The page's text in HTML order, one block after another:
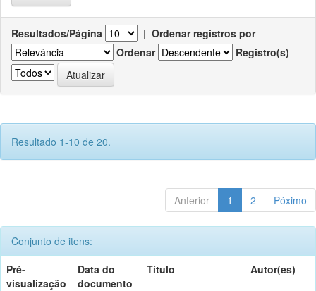
Resultados/Página | Ordenar registros por
Ordenar
Registro(s)
Resultado 1-10 de 20.
Anterior 1 2 Póximo
Conjunto de itens:
Pré-
visualização
Data do
documento
Título Autor(es)